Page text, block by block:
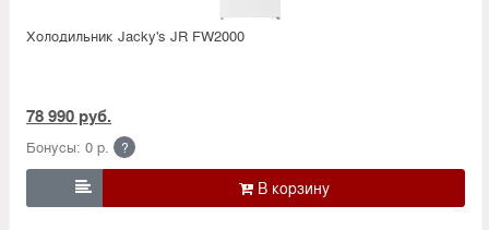
Холодильник Jacky's JR FW2000
78 990 руб.
Бонусы: 0 р. ?
